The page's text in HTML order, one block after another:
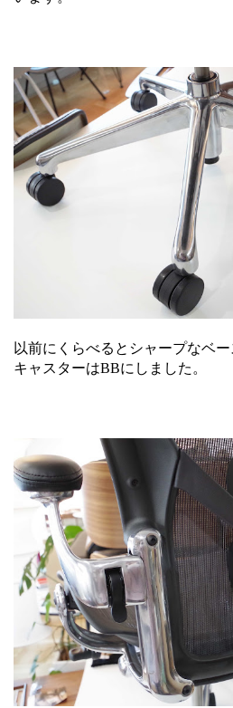
以前にくらべるとシャープなベー
キャスターはBBにしました。